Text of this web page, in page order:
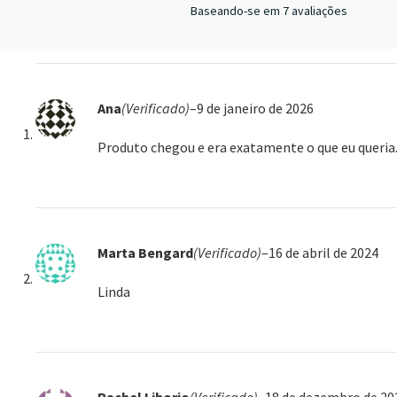
Baseando-se em 7 avaliações
Ana(Verificado)–9 de janeiro de 2026
Produto chegou e era exatamente o que eu queria.
Marta Bengard(Verificado)–16 de abril de 2024
Linda